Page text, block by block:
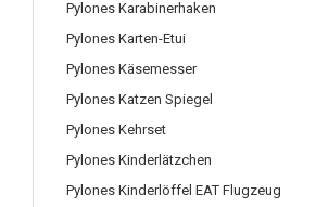
Pylones Karabinerhaken
Pylones Karten-Etui
Pylones Käsemesser
Pylones Katzen Spiegel
Pylones Kehrset
Pylones Kinderlätzchen
Pylones Kinderlöffel EAT Flugzeug